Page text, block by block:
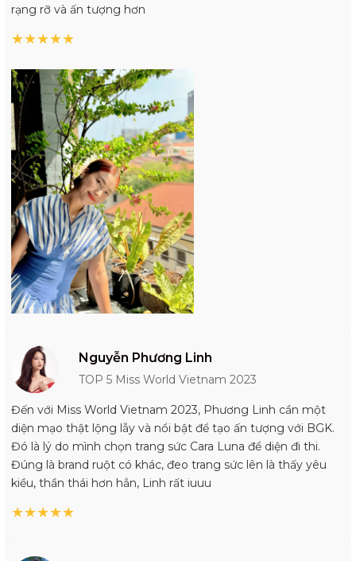
rạng rỡ và ấn tượng hơn
★★★★★
Nguyễn Phương Linh
TOP 5 Miss World Vietnam 2023
Đến với Miss World Vietnam 2023, Phương Linh cần một
diện mạo thật lộng lẫy và nổi bật để tạo ấn tượng với BGK.
Đó là lý do mình chọn trang sức Cara Luna để diện đi thi.
Đúng là brand ruột có khác, đeo trang sức lên là thấy yêu
kiều, thần thái hơn hẳn, Linh rất iuuu
★★★★★